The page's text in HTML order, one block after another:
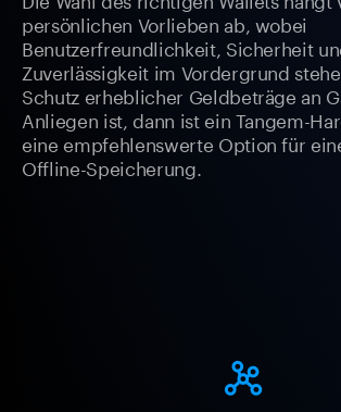
persönlichen Vorlieben ab, wobei
Benutzerfreundlichkeit, Sicherheit
Zuverlässigkeit im Vordergrund
Schutz erheblicher Geldbeträge an
Anliegen ist, dann ist ein Tangem-
eine empfehlenswerte Option für
Offline-Speicherung.